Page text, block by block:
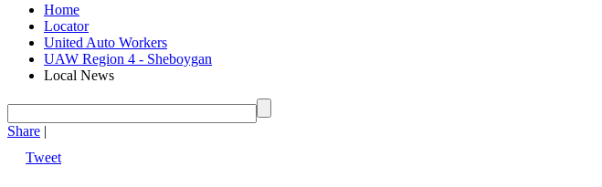
Home
Locator
United Auto Workers
UAW Region 4 - Sheboygan
Local News
Share |
Tweet